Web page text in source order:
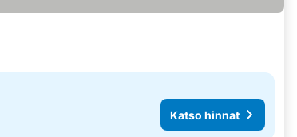
Katso hinnat